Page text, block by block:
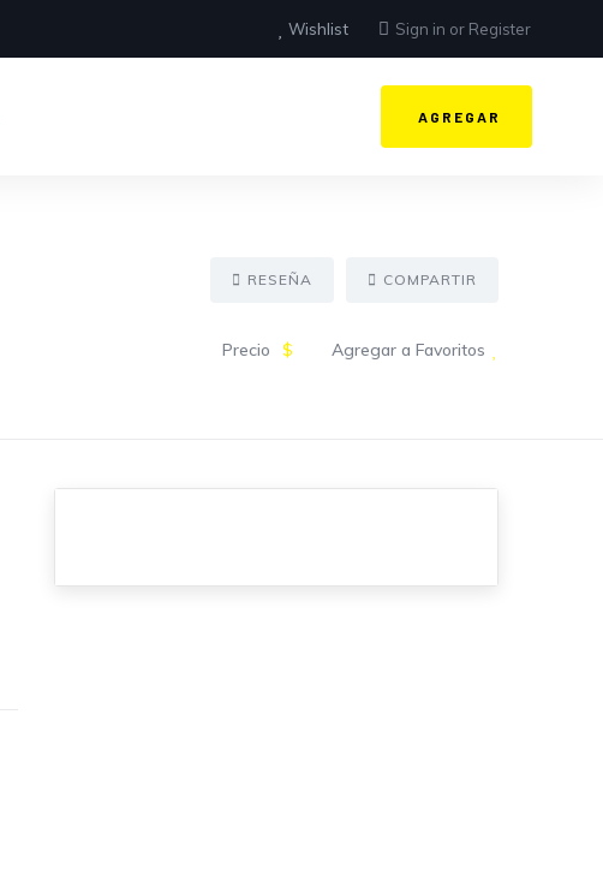
Wishlist Sign in or Register
AGREGAR
RESEÑA COMPARTIR
Precio $ Agregar a Favoritos